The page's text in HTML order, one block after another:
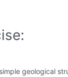
geological